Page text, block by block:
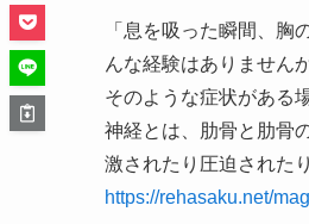
「息を吸った瞬間、
んな経験はありません
そのような症状がある
神経とは、肋骨と肋骨
激されたり圧迫された
https://rehasaku.net/